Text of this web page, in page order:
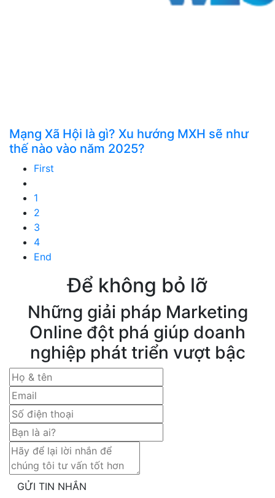
Mạng Xã Hội là gì? Xu hướng MXH sẽ như
thế nào vào năm 2025?
First
1
2
3
4
End
Để không bỏ lỡ
Những giải pháp Marketing
Online đột phá giúp doanh
nghiệp phát triển vượt bậc
GỬI TIN NHẮN